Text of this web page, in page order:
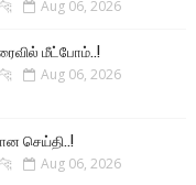
Aug 06, 2026
மீட்போம்..!
Aug 06, 2026
செய்தி..!
Aug 06, 2026